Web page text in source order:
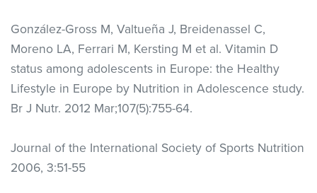
González-Gross M, Valtueña J, Breidenassel C,
Moreno LA, Ferrari M, Kersting M et al. Vitamin D
status among adolescents in Europe: the Healthy
Lifestyle in Europe by Nutrition in Adolescence study.
Br J Nutr. 2012 Mar;107(5):755-64.
Journal of the International Society of Sports Nutrition
2006, 3:51-55